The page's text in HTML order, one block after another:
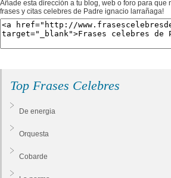
Añade esta dirección a tu blog, web o foro para que
frases y citas celebres de Padre ignacio larrañaga!
Top Frases Celebres
De energia
Orquesta
Cobarde